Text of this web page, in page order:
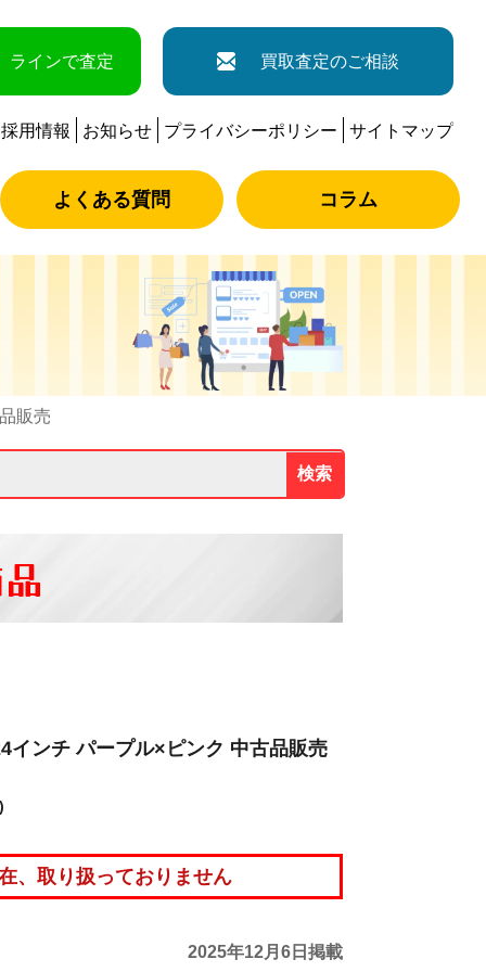
ラインで査定 買取査定のご相談
採用情報 お知らせ プライバシーポリシー サイトマップ
よくある質問 コラム
販売
検索
インチ パープル×ピンク 中古品販売
、取り扱っておりません
2025年12月6日掲載